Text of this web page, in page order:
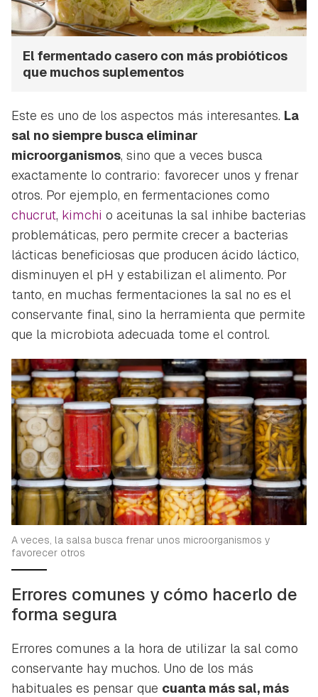
El fermentado casero con más probióticos
que muchos suplementos
Este es uno de los aspectos más interesantes. La
sal no siempre busca eliminar
microorganismos, sino que a veces busca
exactamente lo contrario: favorecer unos y frenar
otros. Por ejemplo, en fermentaciones como
chucrut, kimchi o aceitunas la sal inhibe bacterias
problemáticas, pero permite crecer a bacterias
lácticas beneficiosas que producen ácido láctico,
disminuyen el pH y estabilizan el alimento. Por
tanto, en muchas fermentaciones la sal no es el
conservante final, sino la herramienta que permite
que la microbiota adecuada tome el control.
A veces, la salsa busca frenar unos microorganismos y
favorecer otros
Errores comunes y cómo hacerlo de
forma segura
Errores comunes a la hora de utilizar la sal como
conservante hay muchos. Uno de los más
habituales es pensar que cuanta más sal, más